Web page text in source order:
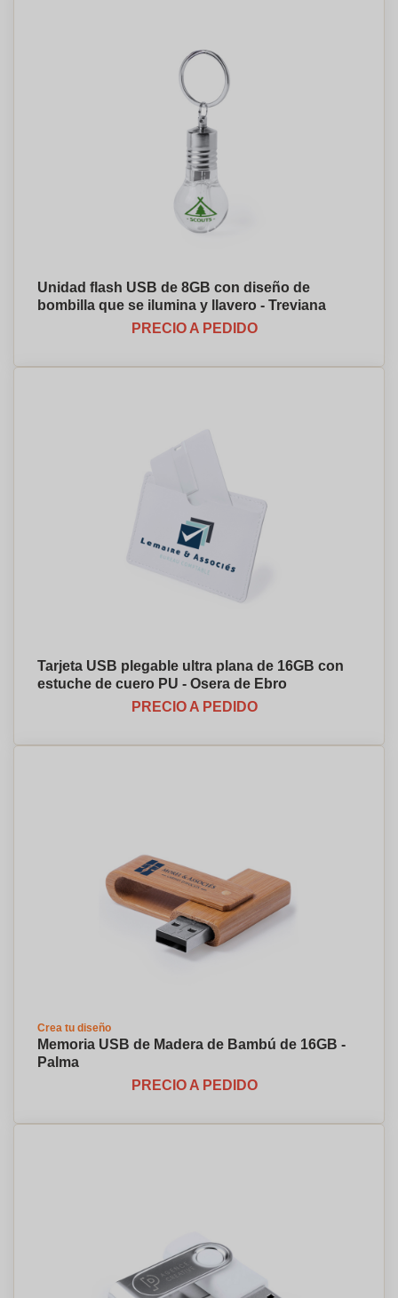
Unidad flash USB de 8GB con diseño de
bombilla que se ilumina y llavero - Treviana
PRECIO A PEDIDO
Tarjeta USB plegable ultra plana de 16GB con
estuche de cuero PU - Osera de Ebro
PRECIO A PEDIDO
Crea tu diseño
Memoria USB de Madera de Bambú de 16GB -
Palma
PRECIO A PEDIDO